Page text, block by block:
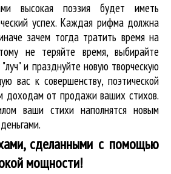
высокая поэзия будет иметь
успех. Каждая рифма должна
зачем тогда тратить время на
не теряйте время, выбирайте
и празднуйте новую творческую
вас к совершенству, поэтической
доходам от продажи ваших стихов.
ваши стихи наполнятся новым
сделанными с помощью
мощности!